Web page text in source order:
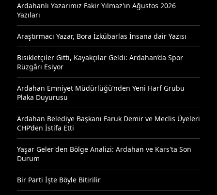
Ardahanlı Yazarımız Fakir Yılmaz'ın Ağustos 2026
Yazıları
Araştırmacı Yazar, Bora İzkübarlas İnsana dair Yazısı
Bisikletçiler Gitti, Kayakçılar Geldi: Ardahan’da Spor
Rüzgârı Esiyor
Ardahan Emniyet Müdürlüğü’nden Yeni Harf Grubu
Plaka Duyurusu
Ardahan Belediye Başkanı Faruk Demir ve Meclis Üyeleri
CHP’den İstifa Etti
Yaşar Geler'den Bölge Analizi: Ardahan ve Kars'ta Son
Durum
Bir Parti İşte Böyle Bitirilir